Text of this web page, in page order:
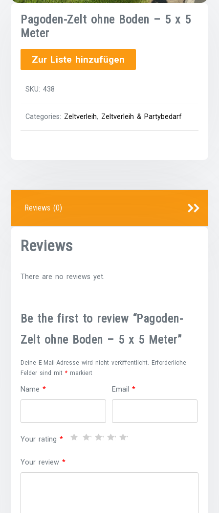
Pagoden-Zelt ohne Boden – 5 x 5
Meter
Zur Liste hinzufügen
SKU:438
Categories: Zeltverleih, Zeltverleih & Partybedarf
Reviews (0)
Reviews
There are no reviews yet.
Be the first to review “Pagoden-
Zelt ohne Boden – 5 x 5 Meter”
Deine E-Mail-Adresse wird nicht veröffentlicht.
Erforderliche
Felder sind mit* markiert
Name* Email*
Your rating*
Your review*